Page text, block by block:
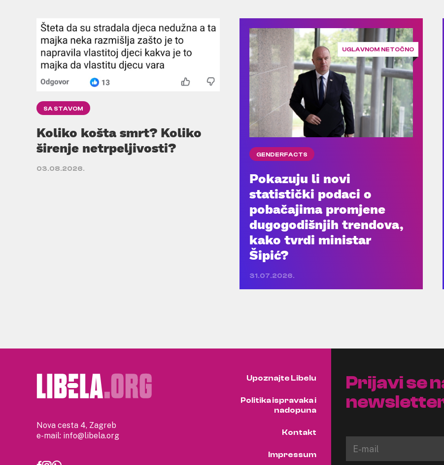
SA STAVOM
Koliko košta smrt? Koliko
širenje netrpeljivosti?
03.08.2026.
UGLAVNOM NETOČNO
GENDERFACTS
Pokazuju li novi
statistički podaci o
pobačajima promjene
dugogodišnjih trendova,
kako tvrdi ministar
Šipić?
31.07.2026.
Nova cesta 4, Zagreb
e-mail: info@libela.org
Upoznajte Libelu
Politika ispravaka i
nadopuna
Kontakt
Impressum
Prijavi se